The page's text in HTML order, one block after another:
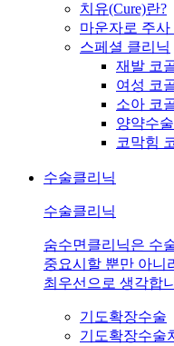
치유(Cure)란?
마운자로 주사
스페셜 클리닉
재발 코
여성 코
소아 코
양약수
코막힘
수술클리닉
수술클리닉
숨수면클리닉은 수
중요시할 뿐만 아니
최우선으로 생각합
기도확장수술
기도확장수술